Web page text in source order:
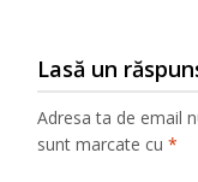
Lasă un
Adresa ta de email
sunt marcate cu*